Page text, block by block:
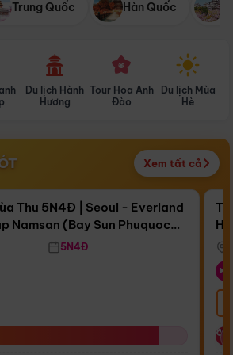
Trung Quốc Hàn Quốc
Du lịch Hành
Hương
Tour Hoa Anh
Đào
Du lịch Mùa
Hè
Xem tất cả
Airways
Điểm nổi bật
Thu 5N4Đ | Seoul - Everland
Namsan (Bay Sun Phuquoc
5N4Đ